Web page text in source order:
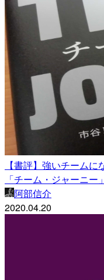
【書評】強いチーム
「チーム・ジャーニー」
阿部信介
2020.04.20